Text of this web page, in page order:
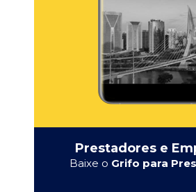
Prestadores e
Baixe o Grifo para